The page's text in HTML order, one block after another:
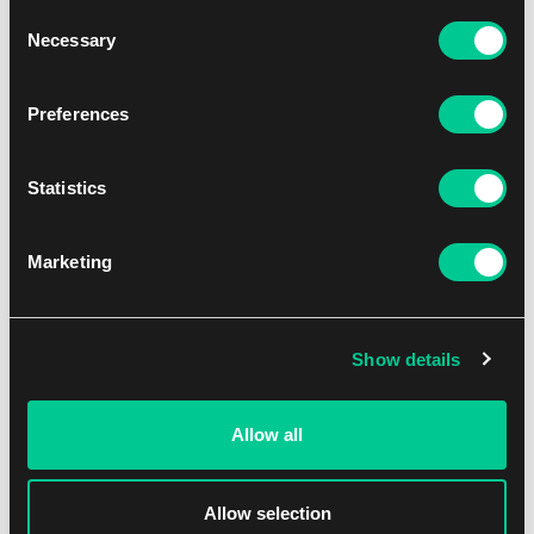
Selection
Necessary
Preferences
Statistics
Marketing
Show details
Allow all
Allow selection
Light Up The Night: tyto karty Spectrum Light FX jsou
složené ze dvou verzí - současní hráči a Rookie. Každá karta
limitací: Neon Yellow (/799), Blue (/499), Pink (/299), Green
(různé limitace) a 1/1 Gold. Mnoho z verzí Green a Gold je
Rink Ink Autographs: další velká raritka, die-cut autograph
set. A opět jak nováčci, současní hráči, tak i legendy.
kartách jména jako Hextall, Gretzky, Modano, Mercer...
Thrill Rides: nový set tištěnný na duhovém podkladu se
Populární Rookie Journey a loňská novinka Synergistic Duos jsou
Away Uni) a všechny ve variacích Green (/399), Red (/599) a Gold
Synergistic Duos obsahuje vždy dva hráče z jednoho týmu a také
ve třěch subsetech: Star-Legend, Star-Rookie & Star-Star. Navíc ve